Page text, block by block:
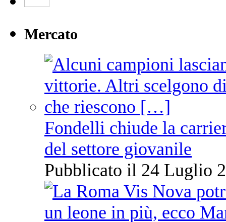
Mercato
Fondelli chiude la
del settore giovanile
Pubblicato il 24 Luglio